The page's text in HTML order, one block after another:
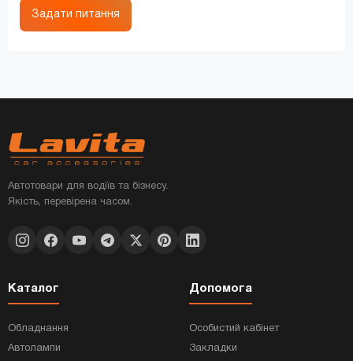
Задати питання
Автотовари для водіїв та бізнесу.
Якість, перевірена часом.
Каталог
Обладнання
Автолампи
Допомога
Особистий кабінет
Закладки